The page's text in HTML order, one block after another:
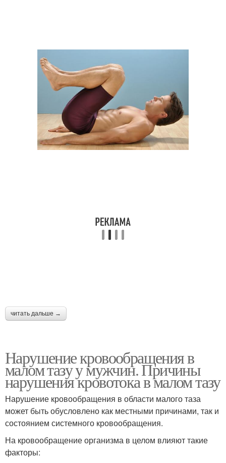
читать дальше →
Нарушение кровообращения в
малом тазу у мужчин. Причины
нарушения кровотока в малом тазу
Нарушение кровообращения в области малого таза
может быть обусловлено как местными причинами, так и
состоянием системного кровообращения.
На кровообращение организма в целом влияют такие
факторы: